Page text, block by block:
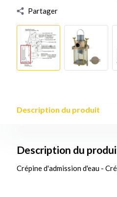
Partager
Description du produit
Description du
Crépine d'admission d'eau -